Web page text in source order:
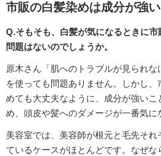
市販の白髪染めは成分が強い
Q.そもそも、白髪が気になるときに
問題はないのでしょうか。
原木さん「肌へのトラブルが見られ
を使っても問題ありません。しかし
めても大丈夫なように、成分が強いこ
め、頭皮や髪へのダメージが一番気に
美容室では、美容師が根元と毛先それ
ているケースがほとんどです。なぜ